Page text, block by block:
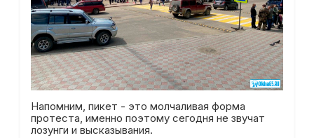
Напомним, пикет - это молчаливая форма
протеста, именно поэтому сегодня не звучат
лозунги и высказывания.